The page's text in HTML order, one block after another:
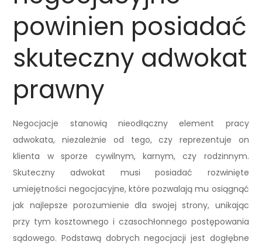
powinien posiadać
skuteczny adwokat
prawny
Negocjacje stanowią nieodłączny element pracy
adwokata, niezależnie od tego, czy reprezentuje on
klienta w sporze cywilnym, karnym, czy rodzinnym.
Skuteczny adwokat musi posiadać rozwinięte
umiejętności negocjacyjne, które pozwalają mu osiągnąć
jak najlepsze porozumienie dla swojej strony, unikając
przy tym kosztownego i czasochłonnego postępowania
sądowego. Podstawą dobrych negocjacji jest dogłębne